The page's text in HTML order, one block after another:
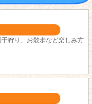
狩り、お散歩など楽しみ方